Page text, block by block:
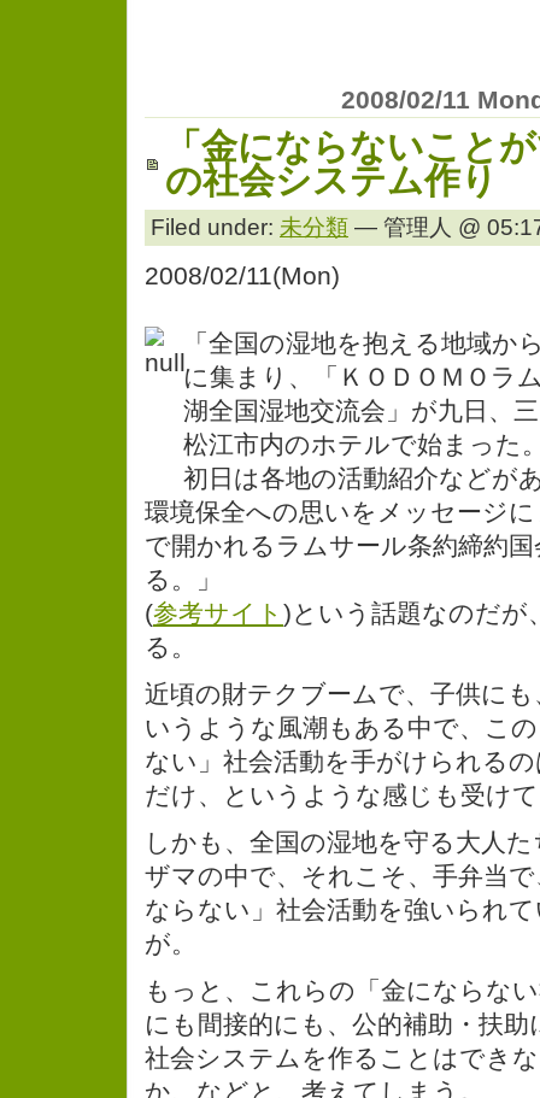
2008/02/11
「金にならないこと
の社会システム作り
Filed under: 未分類 — 管理人 @
2008/02/11(Mon)
「全国の湿地を抱える地域か
に集まり、「ＫＯＤＯＭＯラ
湖全国湿地交流会」が九日、
松江市内のホテルで始まった
初日は各地の活動紹介などが
環境保全への思いをメッセージ
で開かれるラムサール条約締約
る。」
(参考サイト )という話題なのだが
る。
近頃の財テクブームで、子供に
いうような風潮もある中で、こ
ない」社会活動を手がけられる
だけ、というような感じも受け
しかも、全国の湿地を守る大人
ザマの中で、それこそ、手弁当
ならない」社会活動を強いられ
が。
もっと、これらの「金にならな
にも間接的にも、公的補助・扶
社会システムを作ることはでき
か、などと、考えてしまう。